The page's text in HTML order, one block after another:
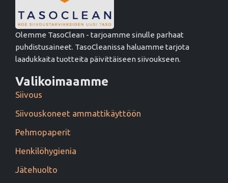
Olemme TasoClean - tarjoamme sinulle parhaat
puhdistusaineet. TasoCleanissa haluamme tarjota
laadukkaita tuotteita päivittäiseen siivoukseen.
Valikoimaamme
Siivous
Siivouskoneet ammattikäyttöön
Pehmopaperit
Henkilöhygienia
Jätehuolto